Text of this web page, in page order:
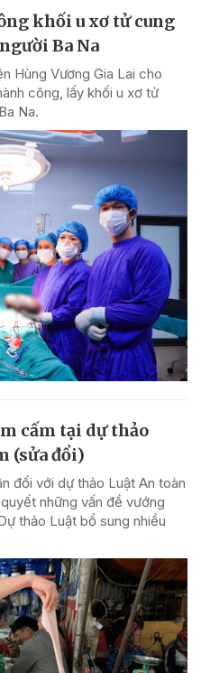
khối u xơ tử cung
Ba Na
Hùng Vương Gia Lai cho
công, lấy khối u xơ tử
Na.
cấm tại dự thảo
(sửa đổi)
đối với dự thảo Luật An toàn
những vấn đề vướng
thảo Luật bổ sung nhiều